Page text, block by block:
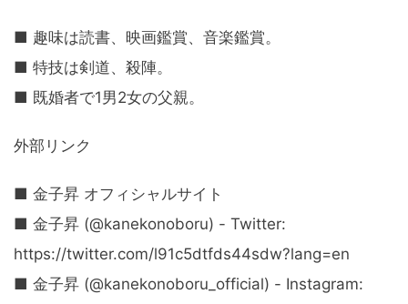
■ 趣味は読書、映画鑑賞、音楽鑑賞。
■ 特技は剣道、殺陣。
■ 既婚者で1男2女の父親。
外部リンク
■ 金子昇 オフィシャルサイト
■ 金子昇 (@kanekonoboru) - Twitter:
https://twitter.com/l91c5dtfds44sdw?lang=en
■ 金子昇 (@kanekonoboru_official) - Instagram: